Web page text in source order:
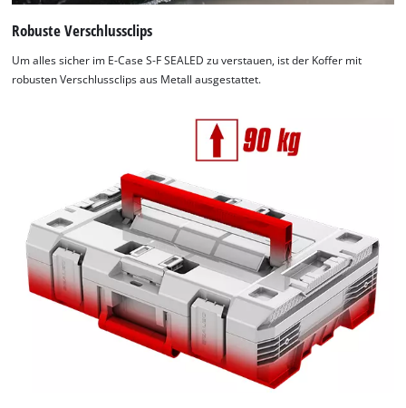
Robuste Verschlussclips
Um alles sicher im E-Case S-F SEALED zu verstauen, ist der Koffer mit
robusten Verschlussclips aus Metall ausgestattet.